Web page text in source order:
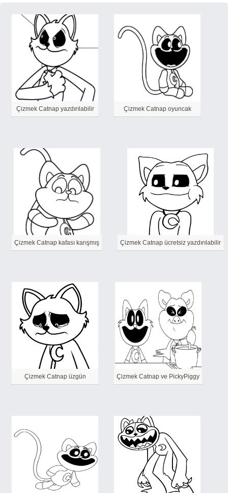
Çizmek Catnap yazdırılabilir Çizmek Catnap oyuncak
Çizmek Catnap kafası karışmış Çizmek Catnap ücretsiz yazdırılabilir
Çizmek Catnap üzgün Çizmek Catnap ve PickyPiggy